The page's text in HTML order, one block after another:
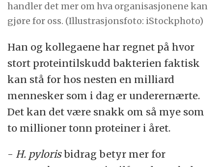
handler det mer om hva organisasjonene kan
gjøre for oss. (Illustrasjonsfoto: iStockphoto)
Han og kollegaene har regnet på hvor
stort proteintilskudd bakterien faktisk
kan stå for hos nesten en milliard
mennesker som i dag er underernærte.
Det kan det være snakk om så mye som
to millioner tonn proteiner i året.
- H. pylorisbidrag betyr mer for